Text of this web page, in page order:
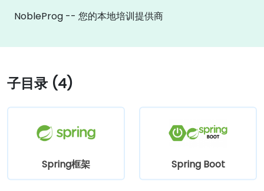
NobleProg -- 您的本地培训提供商
子目录 (4)
Spring框架 Spring Boot